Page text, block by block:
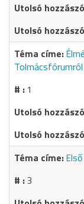
Tolmácsfórumról
1
3